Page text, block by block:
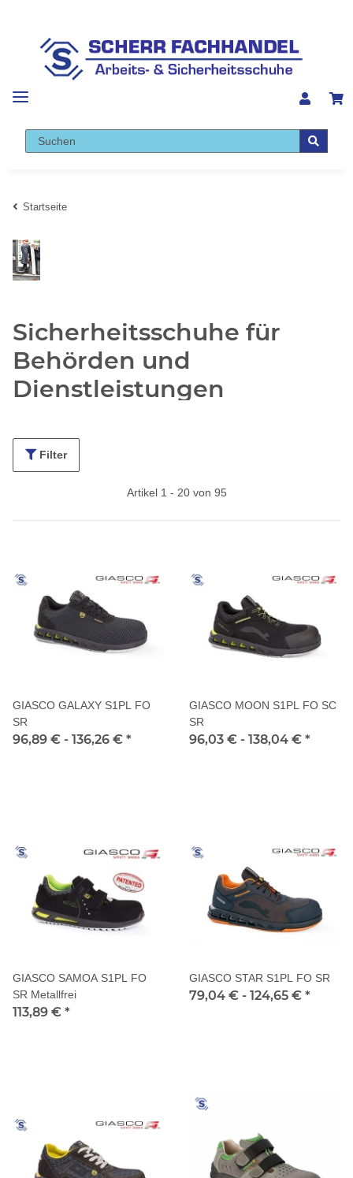
Startseite
Sicherheitsschuhe für
Behörden und
Dienstleistungen
Filter
Artikel 1 - 20 von 95
GIASCO GALAXY S1PL FO
SR
96,89 € - 136,26 € *
GIASCO MOON S1PL FO SC
SR
96,03 € - 138,04 € *
GIASCO SAMOA S1PL FO
SR Metallfrei
113,89 € *
GIASCO STAR S1PL FO SR
79,04 € - 124,65 € *